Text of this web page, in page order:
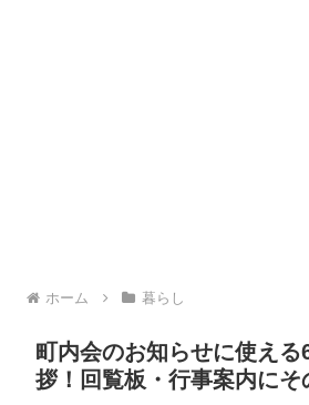
ホーム 暮らし
町内会のお知らせに使える
拶！回覧板・行事案内にそ